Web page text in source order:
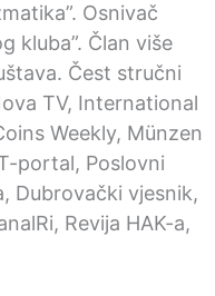
Osnivač
kluba”. Član više
Čest stručni
TV, International
Weekly, Münzen
portal, Poslovni
Dubrovački vjesnik,
Revija HAK-a,